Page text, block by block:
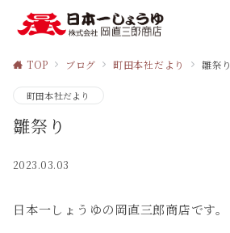
TOP ブログ 町田本社だより 雛祭り
町田本社だより
雛祭り
2023.03.03
日本一しょうゆの岡直三郎商店です。